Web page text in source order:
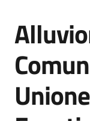
Agenzia
di
Salta al contenuto